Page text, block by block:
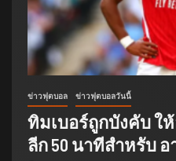
ข่าวฟุตบอล ข่าวฟุตบอลวันนี้
ทิมเบอร์ถูกบังคับ ใ
ลีก 50 นาทีสำหรับ อ